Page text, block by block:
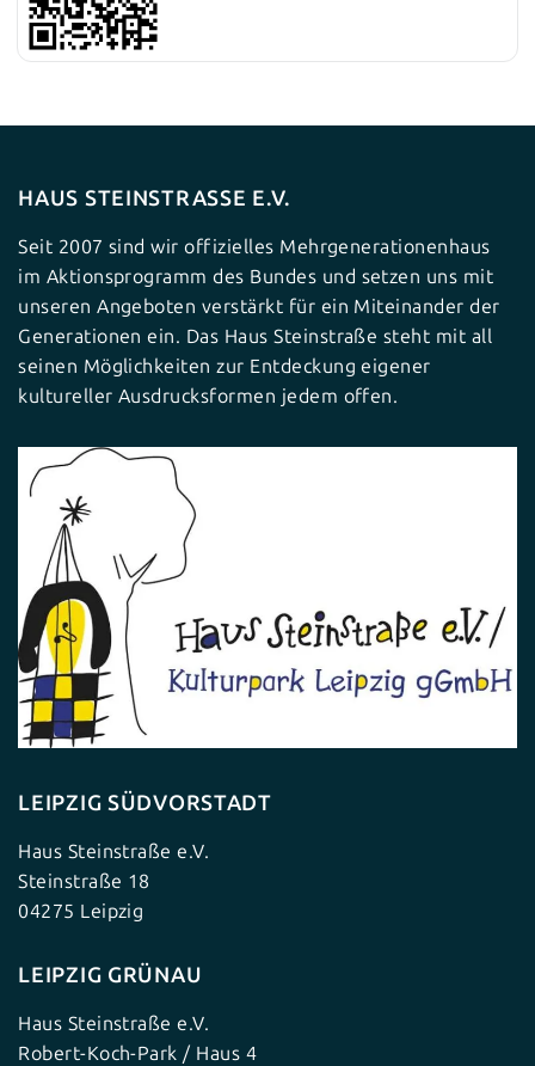
HAUS STEINSTRASSE E.V.
Seit 2007 sind wir offizielles Mehrgenerationenhaus
im Aktionsprogramm des Bundes und setzen uns mit
unseren Angeboten verstärkt für ein Miteinander der
Generationen ein. Das Haus Steinstraße steht mit all
seinen Möglichkeiten zur Entdeckung eigener
kultureller Ausdrucksformen jedem offen.
LEIPZIG SÜDVORSTADT
Haus Steinstraße e.V.
Steinstraße 18
04275 Leipzig
LEIPZIG GRÜNAU
Haus Steinstraße e.V.
Robert-Koch-Park / Haus 4